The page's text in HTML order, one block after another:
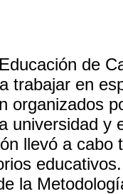
de
trabajar en
organizados
universidad y
llevó a
la